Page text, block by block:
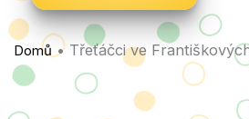
Domů • Třeťáčci ve